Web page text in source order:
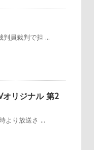
判員裁判で担 ...
リジナル 第2
より放送さ ...